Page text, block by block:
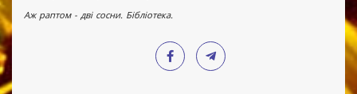
Аж раптом - дві сосни. Бібліотека.